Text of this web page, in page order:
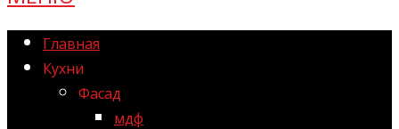
Главная
Кухни
Фасад
мдф